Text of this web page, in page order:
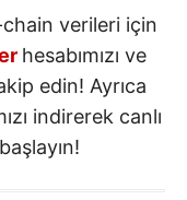
verileri için
hesabımızı ve
edin! Ayrıca
indirerek canlı